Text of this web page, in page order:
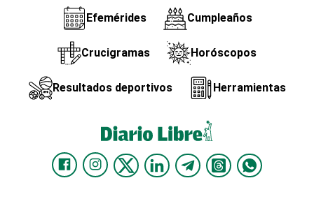
Efemérides Cumpleaños
Crucigramas Horóscopos
Resultados deportivos Herramientas